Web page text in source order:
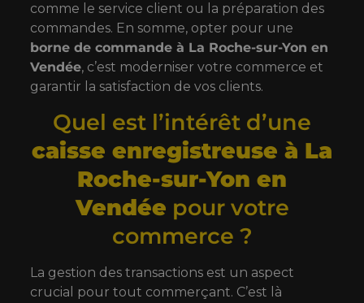
comme le service client ou la préparation des
commandes. En somme, opter pour une
borne de commande à La Roche-sur-Yon en
Vendée, c’est moderniser votre commerce et
garantir la satisfaction de vos clients.
Quel est l’intérêt d’une
caisse enregistreuse à La
Roche-sur-Yon en
Vendée pour votre
commerce ?
La gestion des transactions est un aspect
crucial pour tout commerçant. C’est là